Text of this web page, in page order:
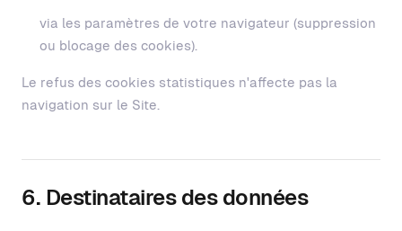
via les paramètres de votre navigateur (suppression
ou blocage des cookies).
Le refus des cookies statistiques n'affecte pas la
navigation sur le Site.
6. Destinataires des données